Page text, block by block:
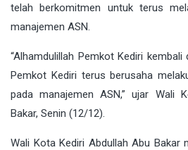
telah berkomitmen untuk terus
manajemen ASN.
“Alhamdulillah Pemkot Kediri kembali
Pemkot Kediri terus berusaha
pada manajemen ASN,” ujar Wali
Bakar, Senin (12/12).
Wali Kota Kediri Abdullah Abu Bakar